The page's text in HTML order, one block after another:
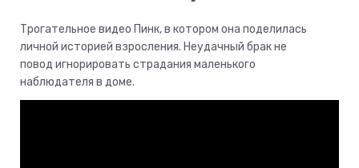
Трогательное видео Пинк, в котором она поделилась
личной историей взросления. Неудачный брак не
повод игнорировать страдания маленького
наблюдателя в доме.